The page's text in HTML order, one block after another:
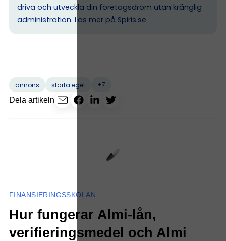
driva och utveckla din företagsdröm utan krånglig
administration. Läs mer på Spiris.se.
annons starta eget
+7
Dela artikeln
FINANSIERINGSSKOLAN
Hur fungerar Almi-lån,
verifieringsmedel och Almi